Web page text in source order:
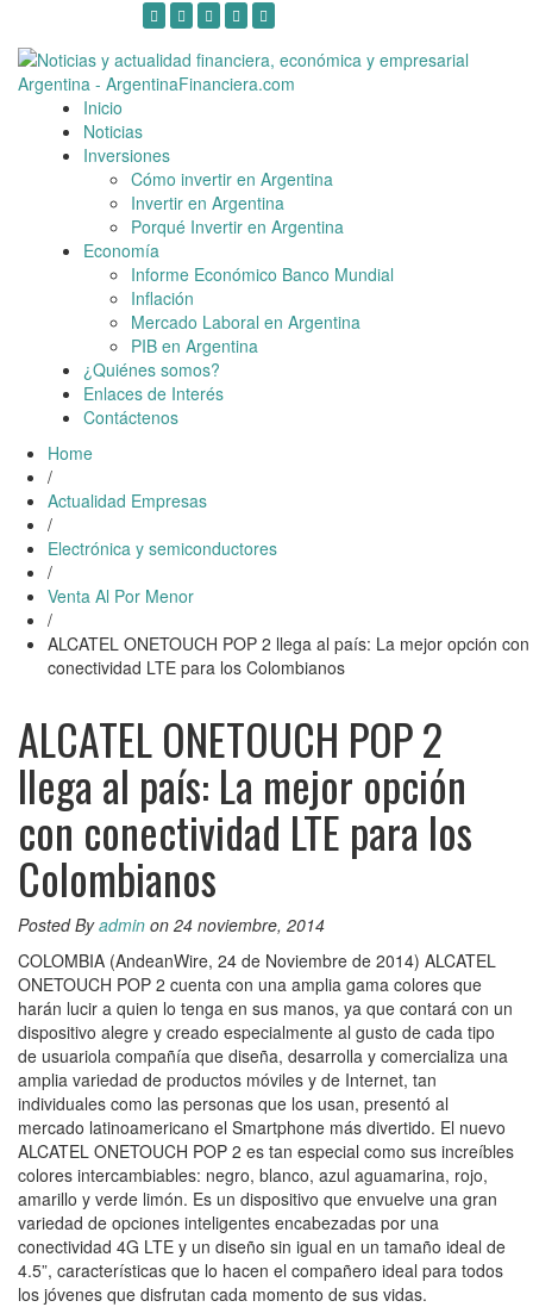
content
Inicio
Noticias
Inversiones
Cómo invertir en Argentina
Invertir en Argentina
Porqué Invertir en Argentina
Economía
Informe Económico Banco Mundial
Inflación
Mercado Laboral en Argentina
PIB en Argentina
¿Quiénes somos?
Enlaces de Interés
Contáctenos
Home
/
Actualidad Empresas
/
Electrónica y semiconductores
/
Venta Al Por Menor
/
ALCATEL ONETOUCH POP 2 llega al país: La mejor opción con
conectividad LTE para los Colombianos
ALCATEL ONETOUCH POP 2
llega al país: La mejor opción
con conectividad LTE para los
Colombianos
Posted Byadmin on 24 noviembre, 2014
COLOMBIA (AndeanWire, 24 de Noviembre de 2014) ALCATEL
ONETOUCH POP 2 cuenta con una amplia gama colores que
harán lucir a quien lo tenga en sus manos, ya que contará con un
dispositivo alegre y creado especialmente al gusto de cada tipo
de usuariola compañía que diseña, desarrolla y comercializa una
amplia variedad de productos móviles y de Internet, tan
individuales como las personas que los usan, presentó al
mercado latinoamericano el Smartphone más divertido. El nuevo
ALCATEL ONETOUCH POP 2 es tan especial como sus increíbles
colores intercambiables: negro, blanco, azul aguamarina, rojo,
amarillo y verde limón. Es un dispositivo que envuelve una gran
variedad de opciones inteligentes encabezadas por una
conectividad 4G LTE y un diseño sin igual en un tamaño ideal de
4.5”, características que lo hacen el compañero ideal para todos
los jóvenes que disfrutan cada momento de sus vidas.